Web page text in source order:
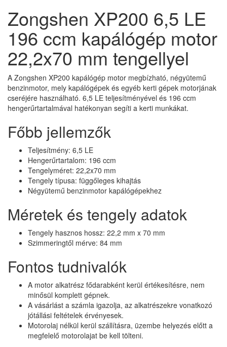
Zongshen XP200 6,5 LE
196 ccm kapálógép motor
22,2x70 mm tengellyel
A Zongshen XP200 kapálógép motor megbízható, négyütemű
benzinmotor, mely kapálógépek és egyéb kerti gépek motorjának
cseréjére használható. 6,5 LE teljesítményével és 196 ccm
hengerűrtartalmával hatékonyan segíti a kerti munkákat.
Főbb jellemzők
Teljesítmény: 6,5 LE
Hengerűrtartalom: 196 ccm
Tengelyméret: 22,2x70 mm
Tengely típusa: függőleges kihajtás
Négyütemű benzinmotor kapálógépekhez
Méretek és tengely adatok
Tengely hasznos hossz: 22,2 mm x 70 mm
Szimmeringtől mérve: 84 mm
Fontos tudnivalók
A motor alkatrész fődarabként kerül értékesítésre, nem
minősül komplett gépnek.
A vásárlást a számla igazolja, az alkatrészekre vonatkozó
jótállási feltételek érvényesek.
Motorolaj nélkül kerül szállításra, üzembe helyezés előtt a
megfelelő motorolajat be kell tölteni.